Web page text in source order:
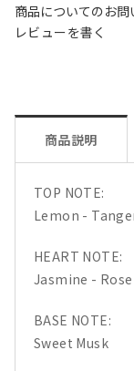
商品についてのお問
レビューを書く
商品説明
TOP NOTE:
Lemon -
HEART NOTE:
Jasmine - Rose
BASE NOTE:
Sweet Musk